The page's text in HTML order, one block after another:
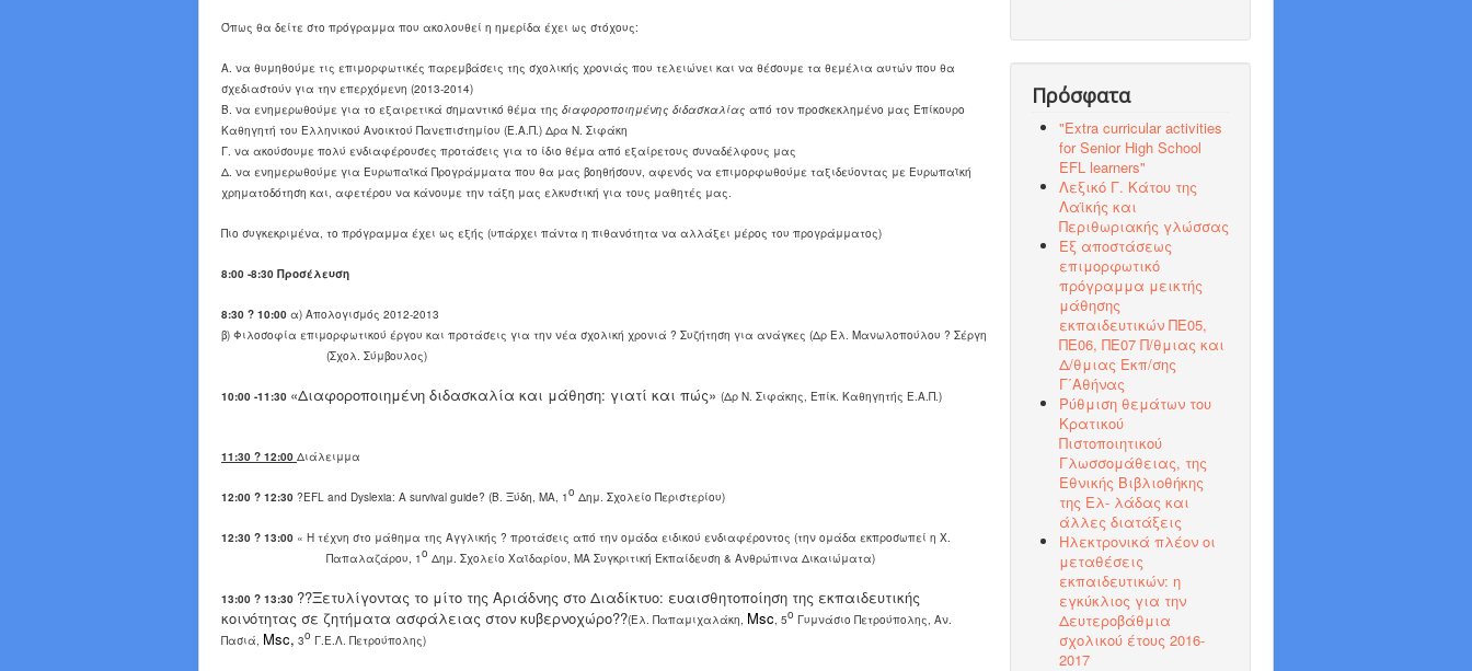
Όπως θα δείτε στο πρόγραμμα που ακολουθεί η ημερίδα έχει ως στόχους:
Α. να θυμηθούμε τις επιμορφωτικές παρεμβάσεις της σχολικής χρονιάς που τελειώνει και να θέσουμε τα θεμέλια αυτών που θα
σχεδιαστούν για την επερχόμενη (2013-2014)
Β. να ενημερωθούμε για το εξαιρετικά σημαντικό θέμα της διαφοροποιημένης διδασκαλίας από τον προσκεκλημένο μας Επίκουρο
Καθηγητή του Ελληνικού Ανοικτού Πανεπιστημίου (Ε.Α.Π.) Δρα Ν. Σιφάκη
Γ. να ακούσουμε πολύ ενδιαφέρουσες προτάσεις για το ίδιο θέμα από εξαίρετους συναδέλφους μας
Δ. να ενημερωθούμε για Ευρωπαϊκά Προγράμματα που θα μας βοηθήσουν, αφενός να επιμορφωθούμε ταξιδεύοντας με Ευρωπαϊκή
χρηματοδότηση και, αφετέρου να κάνουμε την τάξη μας ελκυστική για τους μαθητές μας.
Πιο συγκεκριμένα, το πρόγραμμα έχει ως εξής (υπάρχει πάντα η πιθανότητα να αλλάξει μέρος του προγράμματος)
8:00 -8:30 Προσέλευση
8:30 ? 10:00 α) Απολογισμός 2012-2013
β) Φιλοσοφία επιμορφωτικού έργου και προτάσεις για την νέα σχολική χρονιά ? Συζήτηση για ανάγκες (Δρ Ελ. Μανωλοπούλου ? Σέργη
(Σχολ. Σύμβουλος)
10:00 -11:30 «Διαφοροποιημένη διδασκαλία και μάθηση: γιατί και πώς» (Δρ Ν. Σιφάκης, Επίκ. Καθηγητής Ε.Α.Π.)
11:30 ? 12:00 Διάλειμμα
12:00 ? 12:30 ?EFL and Dyslexia: A survival guide? (Β. Ξύδη, ΜΑ, 1ο Δημ. Σχολείο Περιστερίου)
12:30 ? 13:00 « Η τέχνη στο μάθημα της Αγγλικής ? προτάσεις από την ομάδα ειδικού ενδιαφέροντος (την ομάδα εκπροσωπεί η Χ.
Παπαλαζάρου, 1ο Δημ. Σχολείο Χαϊδαρίου, ΜΑ Συγκριτική Εκπαίδευση & Ανθρώπινα Δικαιώματα)
13:00 ? 13:30 ??Ξετυλίγοντας το μίτο της Αριάδνης στο Διαδίκτυο: ευαισθητοποίηση της εκπαιδευτικής
κοινότητας σε ζητήματα ασφάλειας στον κυβερνοχώρο??(Ελ. Παπαμιχαλάκη, Msc, 5ο Γυμνάσιο Πετρούπολης, Αν.
Πασιά, Msc, 3ο Γ.Ε.Λ. Πετρούπολης)
Πρόσφατα
"Εxtra curricular activities
for Senior High School
EFL learners"
Λεξικό Γ. Κάτου της
Λαϊκής και
Περιθωριακής γλώσσας
Εξ αποστάσεως
επιμορφωτικό
πρόγραμμα μεικτής
μάθησης
εκπαιδευτικών ΠΕ05,
ΠΕ06, ΠΕ07 Π/θμιας και
Δ/θμιας Εκπ/σης
Γ΄Αθήνας
Ρύθμιση θεμάτων του
Κρατικού
Πιστοποιητικού
Γλωσσομάθειας, της
Εθνικής Βιβλιοθήκης
της Ελ- λάδας και
άλλες διατάξεις
Ηλεκτρονικά πλέον οι
μεταθέσεις
εκπαιδευτικών: η
εγκύκλιος για την
Δευτεροβάθμια
σχολικού έτους 2016-
2017